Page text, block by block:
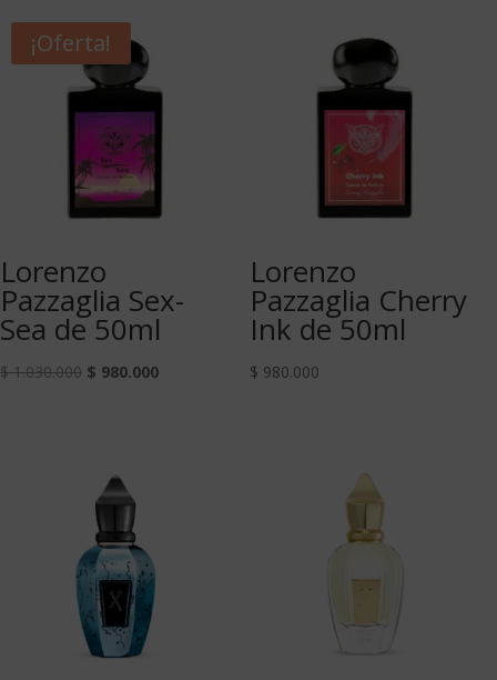
¡Oferta!
Lorenzo
Pazzaglia Sex-
Sea de 50ml
$1.030.000 $ 980.000
Lorenzo
Pazzaglia Cherry
Ink de 50ml
$ 980.000